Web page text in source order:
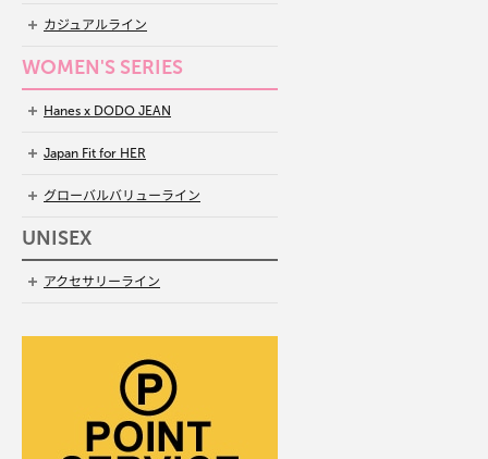
カジュアルライン
WOMEN'S SERIES
Hanes x DODO JEAN
Japan Fit for HER
グローバルバリューライン
UNISEX
アクセサリーライン